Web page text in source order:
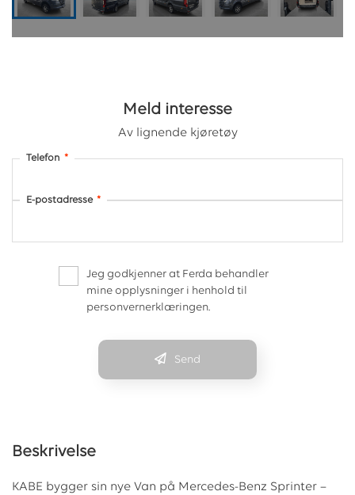
Meld interesse
Av lignende kjøretøy
Telefon *
E-postadresse *
Jeg godkjenner at Ferda behandler
mine opplysninger i henhold til
personvernerklæringen.
Send
Beskrivelse
KABE bygger sin nye Van på Mercedes-Benz Sprinter –